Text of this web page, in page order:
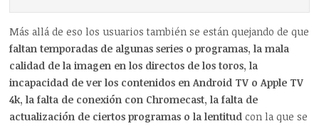
Más allá de eso los usuarios también se están quejando de que
faltan temporadas de algunas series o programas, la mala
calidad de la imagen en los directos de los toros, la
incapacidad de ver los contenidos en Android TV o Apple TV
4k, la falta de conexión con Chromecast, la falta de
actualización de ciertos programas o la lentitud con la que se